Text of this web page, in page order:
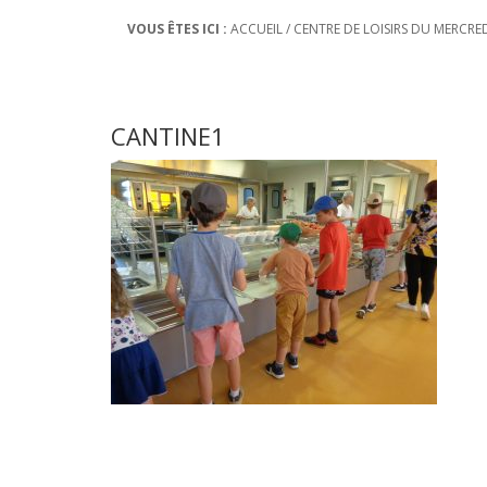
VOUS ÊTES ICI : ACCUEIL/ CENTRE DE LOISIRS DU
CANTINE1